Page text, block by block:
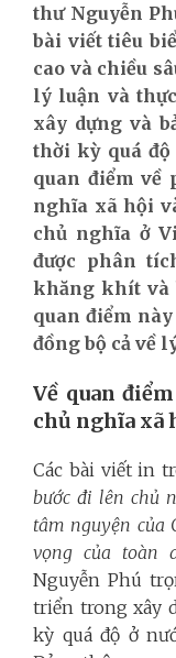
thư Nguyễn
bài viết tiêu
cao và chiều
lý luận và
xây dựng và
thời kỳ quá
quan điểm về
nghĩa xã hội
chủ nghĩa ở
được phân
khăng khít và
quan điểm
đồng bộ cả về
Về quan
chủ nghĩa xã
Các bài viết in
bước đi lên chủ
tâm nguyện của
vọng của toàn
Nguyễn Phú
triển trong xây
kỳ quá độ ở